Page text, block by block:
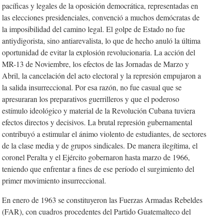
pacíficas y legales de la oposición democrática, representadas en
las elecciones presidenciales, convenció a muchos demócratas de
la imposibilidad del camino legal. El golpe de Estado no fue
antiydigorista, sino antiarevalista, lo que de hecho anuló la última
oportunidad de evitar la explosión revolucionaria. La acción del
MR-13 de Noviembre, los efectos de las Jornadas de Marzo y
Abril, la cancelación del acto electoral y la represión empujaron a
la salida insurreccional. Por esa razón, no fue casual que se
apresuraran los preparativos guerrilleros y que el poderoso
estímulo ideológico y material de la Revolución Cubana tuviera
efectos directos y decisivos. La brutal represión gubernamental
contribuyó a estimular el ánimo violento de estudiantes, de sectores
de la clase media y de grupos sindicales. De manera ilegítima, el
coronel Peralta y el Ejército gobernaron hasta marzo de 1966,
teniendo que enfrentar a fines de ese período el surgimiento del
primer movimiento insurreccional.
En enero de 1963 se constituyeron las Fuerzas Armadas Rebeldes
(FAR), con cuadros procedentes del Partido Guatemalteco del